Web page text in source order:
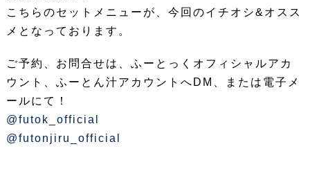
こちらのセットメニューが、今回のイチオシ&オスス
メとなっております。
ご予約、お問合せは、ふーとっくオフィシャルアカ
ウント、ふーとん汁アカウントへDM、または電子メ
ールにて！
@futok_official
@futonjiru_official